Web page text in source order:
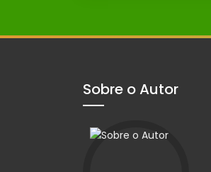
Sobre o Autor